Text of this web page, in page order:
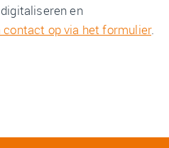
en
contact op via het formulier.